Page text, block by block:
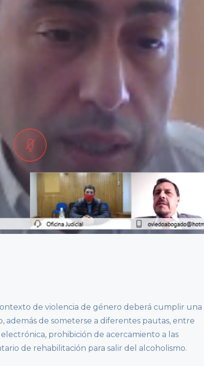
de violencia de género deberá cumplir una
además de someterse a diferentes pautas, entre
prohibición de acercamiento a las
de rehabilitación para salir del alcoholismo.